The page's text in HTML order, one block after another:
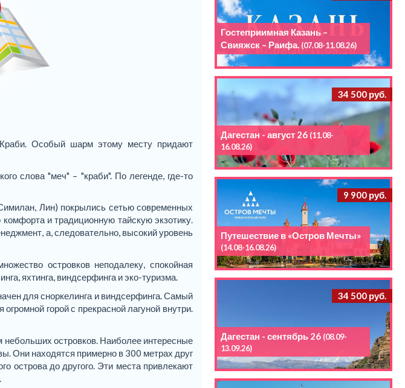
Особый шарм этому месту придают
слова "меч" – "краби". По легенде, где-то
Лин) покрылись сетью современных
и традиционную тайскую экзотику.
а, следовательно, высокий уровень
островков неподалеку, спокойная
яхтинга, виндсерфинга и эко-туризма.
для сноркелинга и виндсерфинга. Самый
горой с прекрасной лагуной внутри.
островков. Наиболее интересные
Они находятся примерно в 300 метрах друг
острова до другого. Эти места привлекают
Гостеприимная Казань –
Свияжск – Раифа. (07.08-11.08.26)
34 500 руб.
Дагестан - август 26 (11.08-
16.08.26)
9 900 руб.
Путешествие в «Остров Мечты»
(14.08-16.08.26)
34 500 руб.
Дагестан - сентябрь 26 (08.09-
13.09.26)